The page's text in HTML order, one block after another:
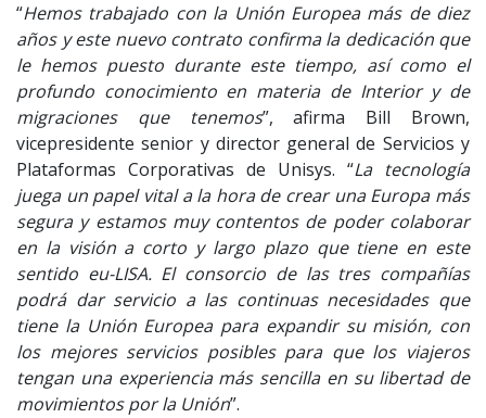
“Hemos trabajado con la Unión Europea más de diez
años y este nuevo contrato confirma la dedicación que
le hemos puesto durante este tiempo, así como el
profundo conocimiento en materia de Interior y de
migraciones que tenemos”, afirma Bill Brown,
vicepresidente senior y director general de Servicios y
Plataformas Corporativas de Unisys. “La tecnología
juega un papel vital a la hora de crear una Europa más
segura y estamos muy contentos de poder colaborar
en la visión a corto y largo plazo que tiene en este
sentido eu-LISA. El consorcio de las tres compañías
podrá dar servicio a las continuas necesidades que
tiene la Unión Europea para expandir su misión, con
los mejores servicios posibles para que los viajeros
tengan una experiencia más sencilla en su libertad de
movimientos por la Unión”.